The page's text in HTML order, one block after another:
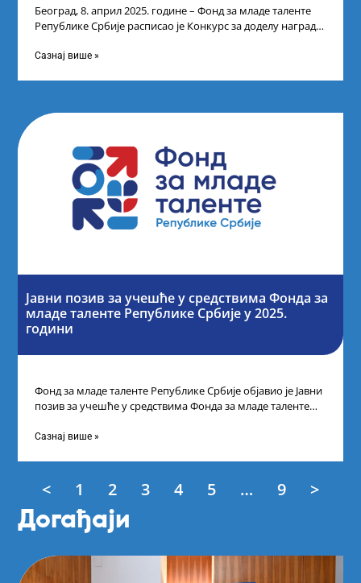
Београд, 8. април 2025. године – Фонд за младе таленте
Републике Србије расписао је Конкурс за доделу награда
Сазнај више »
Јавни позив за учешће у средствима Фонда за
младе таленте Републике Србије у 2025.
години
Фонд за младе таленте Републике Србије објавио је Јавни
позив за учешће у средствима Фонда за младе таленте
Сазнај више »
< 1 2 3 4 5 … 9 >
Догађаји